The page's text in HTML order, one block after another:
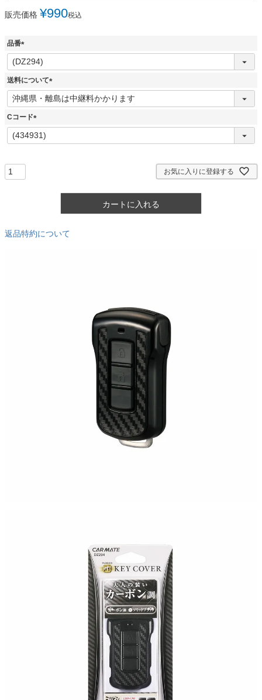
販売価格 ¥990税込
品番
(
必
須
送料について
(
必
Cコード
(
必
お気に入りに登録する
カートに入れる
返品特約について